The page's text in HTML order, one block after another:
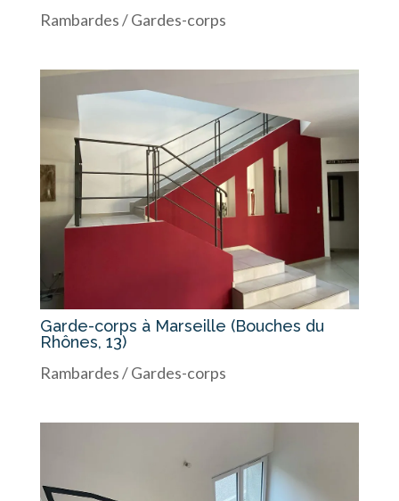
Rambardes / Gardes-corps
Garde-corps à Marseille (Bouches du
Rhônes, 13)
Rambardes / Gardes-corps